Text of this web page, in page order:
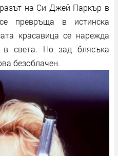
на Си Джей Паркър в
превръща в истинска
красавица се нарежда
в света. Но зад блясъка
безоблачен.